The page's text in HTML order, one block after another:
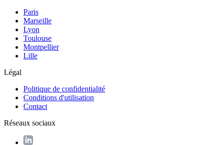
Paris
Marseille
Lyon
Toulouse
Montpellier
Lille
Légal
Politique de confidentialité
Conditions d'utilisation
Contact
Réseaux sociaux